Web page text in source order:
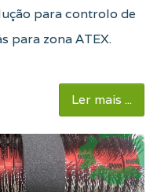
para controlo de
para zona ATEX.
Ler mais ...